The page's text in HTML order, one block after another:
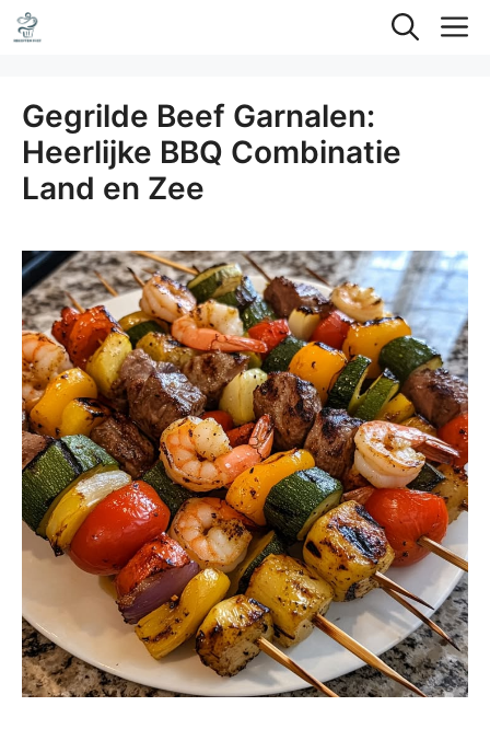
Ga
naar
inhoud
Gegrilde Beef Garnalen:
Heerlijke BBQ Combinatie
Land en Zee